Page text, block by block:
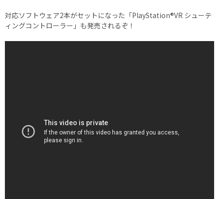
対応ソフトウェア2本がセットになった「PlayStation®VR シューテ
ィングコントローラー」も発売されるぞ！